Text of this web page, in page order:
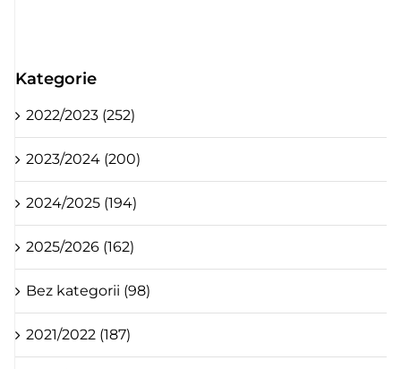
Kategorie
2022/2023 (252)
2023/2024 (200)
2024/2025 (194)
2025/2026 (162)
Bez kategorii (98)
2021/2022 (187)